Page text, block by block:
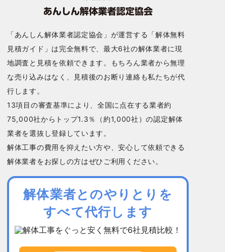
「あんしん解体業者認定協会」が運営する「解体無料
見積ガイド」は完全無料で、最大6社の解体業者に現
地調査と見積を依頼できます。もちろん業者から無理
な売り込みはなく、見積後のお断り連絡も私たちが代
行します。
13項目の審査基準により、全国に点在する業者約
75,000社からトップ1.3％（約1,000社）の認定解体
業者を選抜し登録しています。
解体工事の費用を抑えたい方や、安心して依頼できる
解体業者をお探しの方はぜひご利用ください。
解体業者とのやりとりを
すべて代行します